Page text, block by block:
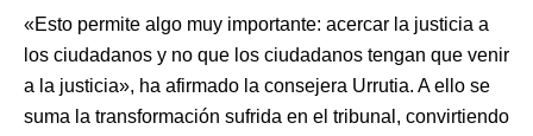
«Esto permite algo muy importante: acercar la justicia a
los ciudadanos y no que los ciudadanos tengan que venir
a la justicia», ha afirmado la consejera Urrutia. A ello se
suma la transformación sufrida en el tribunal, convirtiendo